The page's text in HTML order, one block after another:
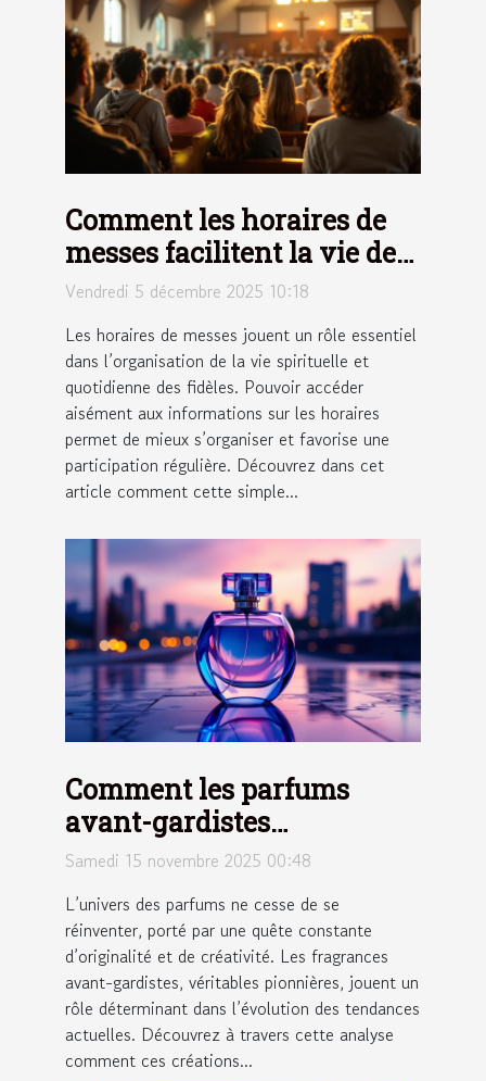
Comment les horaires de
messes facilitent la vie des
fidèles ?
Vendredi 5 décembre 2025 10:18
Les horaires de messes jouent un rôle essentiel
dans l’organisation de la vie spirituelle et
quotidienne des fidèles. Pouvoir accéder
aisément aux informations sur les horaires
permet de mieux s’organiser et favorise une
participation régulière. Découvrez dans cet
article comment cette simple...
Comment les parfums
avant-gardistes
influencent-ils les
tendances modernes ?
Samedi 15 novembre 2025 00:48
L’univers des parfums ne cesse de se
réinventer, porté par une quête constante
d’originalité et de créativité. Les fragrances
avant-gardistes, véritables pionnières, jouent un
rôle déterminant dans l’évolution des tendances
actuelles. Découvrez à travers cette analyse
comment ces créations...